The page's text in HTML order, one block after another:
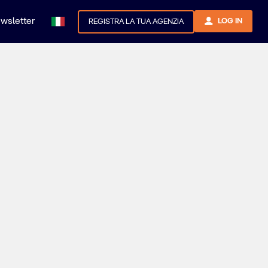
REGISTRA LA TUA AGENZIA LOG IN